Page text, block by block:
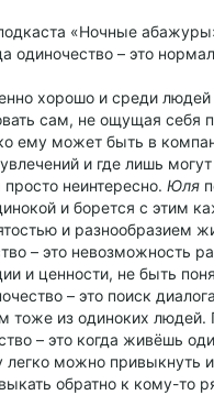
«Ночные
одиночество – это
хорошо и среди
сам, не ощущая себя
ему может быть в
и где лишь
неинтересно. Юля
и борется с этим
и разнообразием
– это невозможность
и ценности, не быть
– это поиск
тоже из одиноких людей.
– это когда живёшь
можно привыкнуть
обратно к кому-то